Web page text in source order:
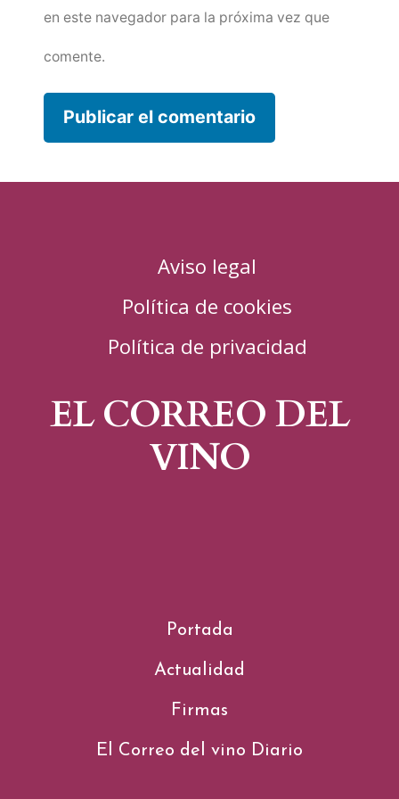
en este navegador para la próxima vez que
comente.
Aviso legal
Política de cookies
Política de privacidad
EL CORREO DEL
VINO
Portada
Actualidad
Firmas
El Correo del vino Diario